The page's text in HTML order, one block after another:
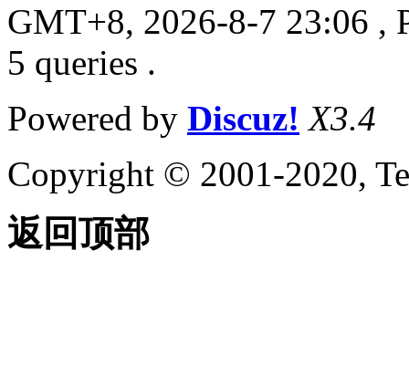
GMT+8, 2026-8-7 23:06 ,
5 queries .
Powered by Discuz! X3.4
Copyright © 2001-2020,
返回顶部